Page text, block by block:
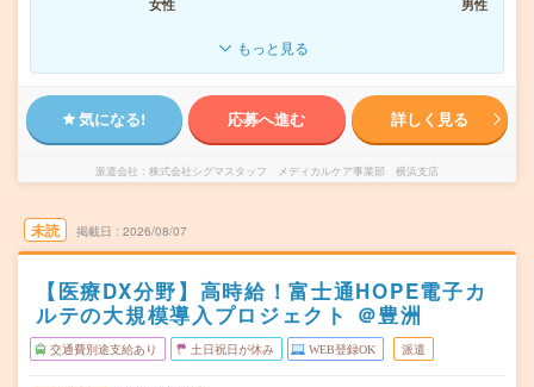
女性
男性
もっと見る
気になる! 応募へ進む 詳しく見る
派遣会社 株式会社シグマスタッフ メディカルケア事業部 横浜支店
未読 掲載日 2026/08/07
【医療DX分野】高時給！富士通HOPE電子カ
ルテの大規模導入プロジェクト ＠豊洲
交通費別途支給あり 土日祝日が休み WEB登録OK 派遣